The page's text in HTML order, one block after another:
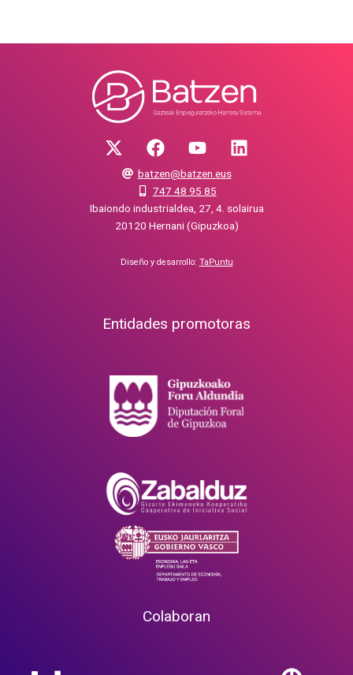
batzen@batzen.eus
747 48 95 85
Ibaiondo industrialdea, 27, 4. solairua
20120 Hernani (Gipuzkoa)
Diseño y desarrollo: TaPuntu
Entidades promotoras
Colaboran